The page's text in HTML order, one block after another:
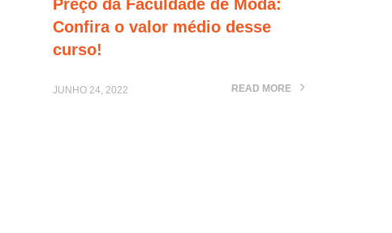
Preço da Faculdade de Moda:
Confira o valor médio desse
curso!
JUNHO 24, 2022 READ MORE